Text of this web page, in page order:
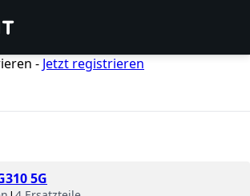
- Jetzt registrieren
5G